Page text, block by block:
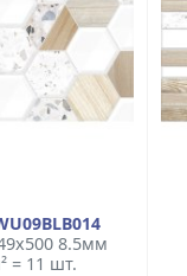
8.5мм
= 11 шт.